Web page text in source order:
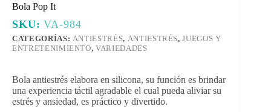
Bola Pop It
SKU:VA-984
CATEGORÍAS: ANTIESTRÉS, ANTIESTRÉS,JUEGOS Y
ENTRETENIMIENTO,VARIEDADES
Bola antiestrés elabora en silicona, su función es brindar
una experiencia táctil agradable el cual pueda aliviar su
estrés y ansiedad, es práctico y divertido.